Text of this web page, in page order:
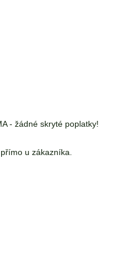
- žádné skryté poplatky!
u zákazníka.